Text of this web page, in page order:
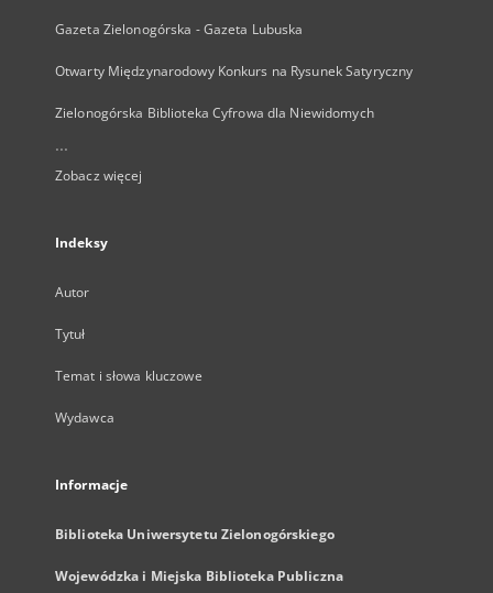
Gazeta Zielonogórska - Gazeta Lubuska
Otwarty Międzynarodowy Konkurs na Rysunek Satyryczny
Zielonogórska Biblioteka Cyfrowa dla Niewidomych
...
Zobacz więcej
Indeksy
Autor
Tytuł
Temat i słowa kluczowe
Wydawca
Informacje
Biblioteka Uniwersytetu Zielonogórskiego
Wojewódzka i Miejska Biblioteka Publiczna